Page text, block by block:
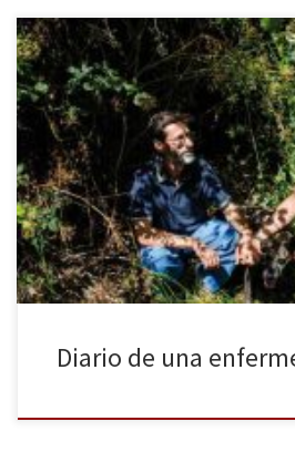
Esta vez no se trata de la típica historia
supervivencia humana, sino de un
la nueva creación de Joaquim Pinto, E-
ahora qué? Recuérdame), película
Cineteca del Matadero de Madrid
Diario de una